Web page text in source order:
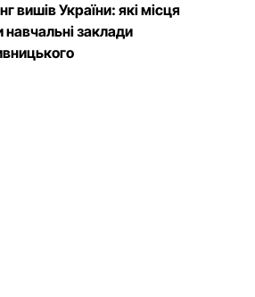
вишів України: які місця
навчальні заклади